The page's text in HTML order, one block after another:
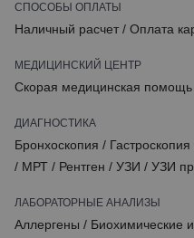
СПОСОБЫ ОПЛАТЫ
Наличный расчет / Оплата
МЕДИЦИНСКИЙ ЦЕНТР
Скорая медицинская помощь
ДИАГНОСТИКА
Бронхоскопия / Гастроскопия
/ МРТ / Рентген / УЗИ / УЗИ
ЛАБОРАТОРНЫЕ АНАЛИЗЫ
Аллергены / Биохимические